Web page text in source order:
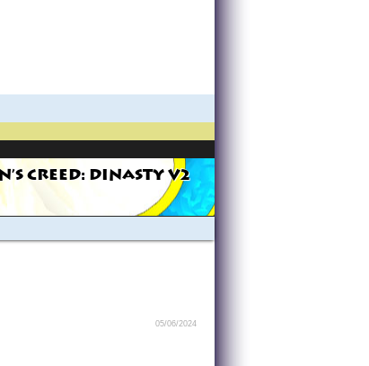
CREED: DINASTY V2
05/06/2024